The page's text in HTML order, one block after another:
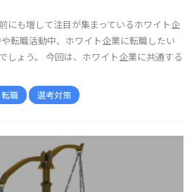
にも増して注目が集まっているホワイト企
転職活動中、ホワイト企業に転職したい
しょう。 今回は、ホワイト企業に共通する
職 選考対策